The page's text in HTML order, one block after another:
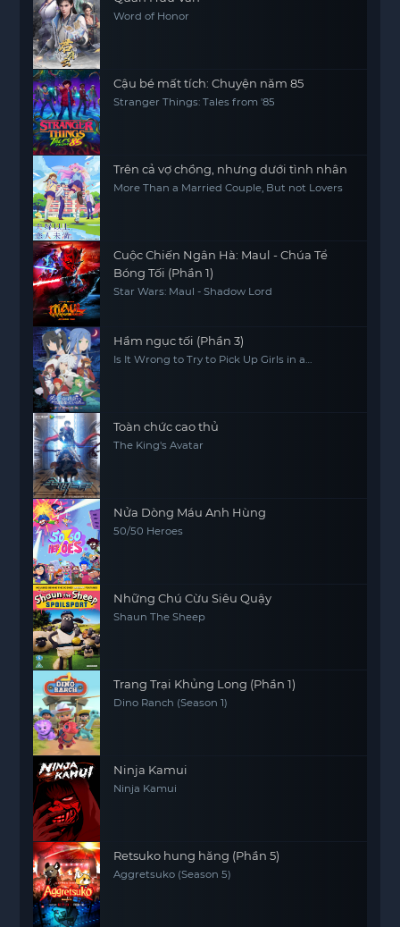
Word of Honor
Cậu bé mất tích: Chuyện năm 85
Stranger Things: Tales from '85
Trên cả vợ chồng, nhưng dưới tình nhân
More Than a Married Couple, But not Lovers
Cuộc Chiến Ngân Hà: Maul - Chúa Tể
Bóng Tối (Phần 1)
Star Wars: Maul - Shadow Lord
Hầm ngục tối (Phần 3)
Is It Wrong to Try to Pick Up Girls in a
Toàn chức cao thủ
The King's Avatar
Nửa Dòng Máu Anh Hùng
50/50 Heroes
Những Chú Cừu Siêu Quậy
Shaun The Sheep
Trang Trại Khủng Long (Phần 1)
Dino Ranch (Season 1)
Ninja Kamui
Ninja Kamui
Retsuko hung hăng (Phần 5)
Aggretsuko (Season 5)